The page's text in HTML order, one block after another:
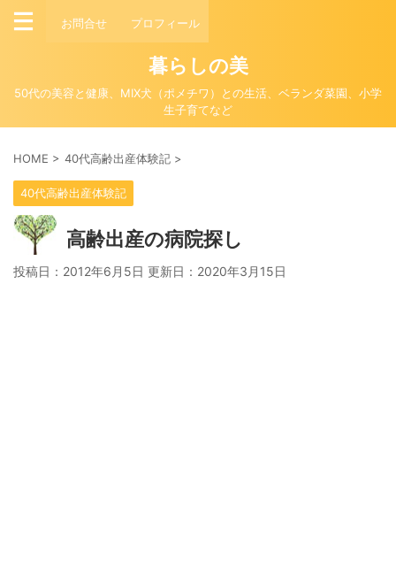
お問合せ プロフィール
暮らしの美
50代の美容と健康、MIX犬（ポメチワ）との生活、ベランダ菜園、小学
生子育てなど
HOME > 40代高齢出産体験記 >
40代高齢出産体験記
高齢出産の病院探し
投稿日：2012年6月5日 更新日： 2020年3月15日